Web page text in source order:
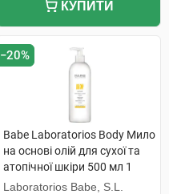
КУПИТИ
−20%
Babe Laboratorios Body Мило
на основі олій для сухої та
атопічної шкіри 500 мл 1
флакон
Laboratorios Babe, S.L.